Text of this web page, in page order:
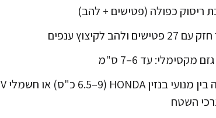
ריסוק כפולה (פטישים + להב)
ולהב לקיצוץ ענפים
מקסימלי: עד 6–7 ס"מ
השטח